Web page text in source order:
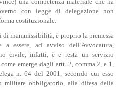
una competenza materiale che ha
con legge di delegazione non
costituzionale.
inammissibilità, è proprio la premessa
essere, ad avviso dell'Avvocatura,
civile, infatti, è e resta un servizio
emerge dagli artt. 2, comma 2, e 1,
n. 64 del 2001, secondo cui esso
militare obbligatorio, alla difesa della